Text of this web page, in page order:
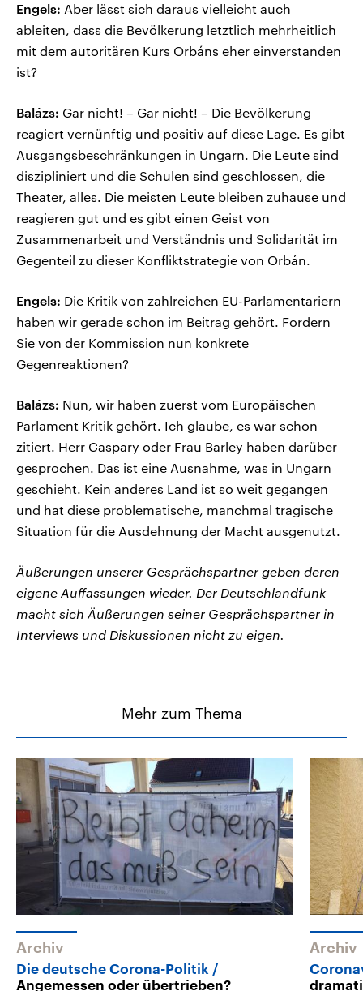
Engels: Aber lässt sich daraus vielleicht auch
ableiten, dass die Bevölkerung letztlich mehrheitlich
mit dem autoritären Kurs Orbáns eher einverstanden
ist?
Balázs: Gar nicht! – Gar nicht! – Die Bevölkerung
reagiert vernünftig und positiv auf diese Lage. Es gibt
Ausgangsbeschränkungen in Ungarn. Die Leute sind
diszipliniert und die Schulen sind geschlossen, die
Theater, alles. Die meisten Leute bleiben zuhause und
reagieren gut und es gibt einen Geist von
Zusammenarbeit und Verständnis und Solidarität im
Gegenteil zu dieser Konfliktstrategie von Orbán.
Engels: Die Kritik von zahlreichen EU-Parlamentariern
haben wir gerade schon im Beitrag gehört. Fordern
Sie von der Kommission nun konkrete
Gegenreaktionen?
Balázs: Nun, wir haben zuerst vom Europäischen
Parlament Kritik gehört. Ich glaube, es war schon
zitiert. Herr Caspary oder Frau Barley haben darüber
gesprochen. Das ist eine Ausnahme, was in Ungarn
geschieht. Kein anderes Land ist so weit gegangen
und hat diese problematische, manchmal tragische
Situation für die Ausdehnung der Macht ausgenutzt.
Äußerungen unserer Gesprächspartner geben deren
eigene Auffassungen wieder. Der Deutschlandfunk
macht sich Äußerungen seiner Gesprächspartner in
Interviews und Diskussionen nicht zu eigen.
Mehr zum Thema
Archiv
Die deutsche Corona-Politik
Angemessen oder übertrieben?
Archiv